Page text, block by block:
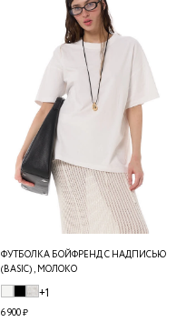
ФУТБОЛКА БОЙФРЕНД С НАДПИСЬЮ
(BASIC) , МОЛОКО
+1
6 900 ₽